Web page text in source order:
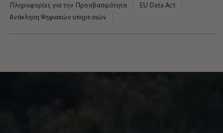
Πληροφορίες για την Προσβασιμότητα
EU Data Act
Ανάκληση Ψηφιακών υπηρεσιών